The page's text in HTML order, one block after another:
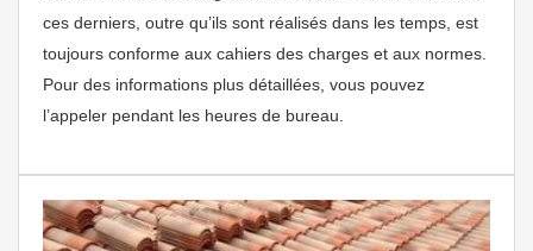
ces derniers, outre qu’ils sont réalisés dans les temps, est
toujours conforme aux cahiers des charges et aux normes.
Pour des informations plus détaillées, vous pouvez
l’appeler pendant les heures de bureau.